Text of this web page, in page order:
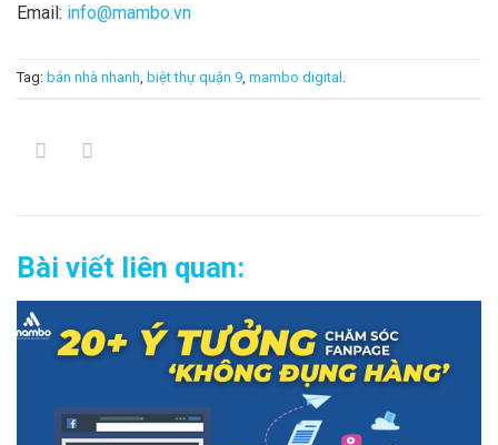
Email: info@mambo.vn
Tag: bán nhà nhanh, biệt thự quận 9, mambo digital .
Bài viết liên quan: